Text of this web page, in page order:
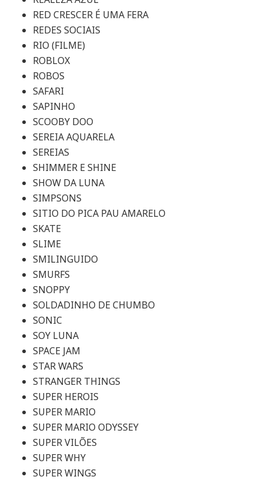
RED CRESCER É UMA FERA
REDES SOCIAIS
RIO (FILME)
ROBLOX
ROBOS
SAFARI
SAPINHO
SCOOBY DOO
SEREIA AQUARELA
SEREIAS
SHIMMER E SHINE
SHOW DA LUNA
SIMPSONS
SITIO DO PICA PAU AMARELO
SKATE
SLIME
SMILINGUIDO
SMURFS
SNOPPY
SOLDADINHO DE CHUMBO
SONIC
SOY LUNA
SPACE JAM
STAR WARS
STRANGER THINGS
SUPER HEROIS
SUPER MARIO
SUPER MARIO ODYSSEY
SUPER VILÕES
SUPER WHY
SUPER WINGS